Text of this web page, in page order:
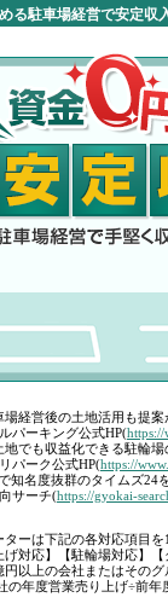
る駐車場経営で安定収
経営後の土地活用も提案
パーキング公式HP(
でも収益化できる駐輪
パーク公式HP(https://
名度抜群のタイムズ24を
サーチ(https://gyokai-
ーは下記の各対応項目を
対応】【駐輪場対応】
以上の会社またはその
年度営業売り上げ÷前年